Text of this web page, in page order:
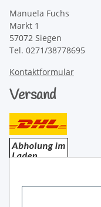
Manuela Fuchs
Markt 1
57072 Siegen
Tel. 0271/38778695
Kontaktformular
Versand